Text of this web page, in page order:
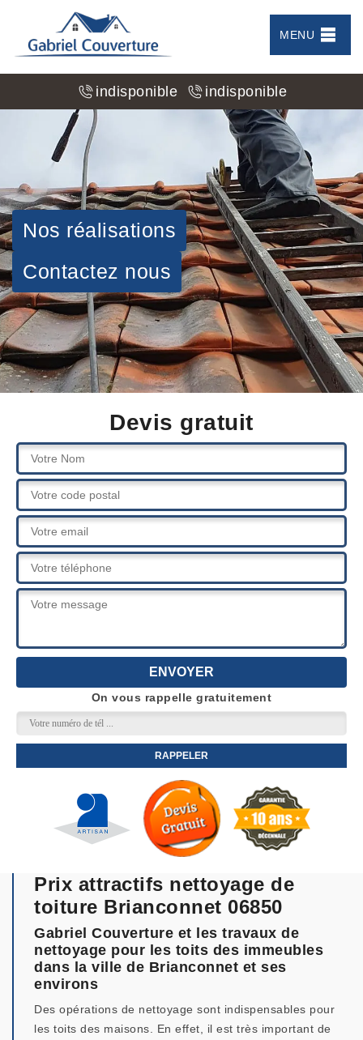
MENU
indisponible indisponible
Nos réalisations
Contactez nous
Devis gratuit
On vous rappelle gratuitement
Prix attractifs nettoyage de
toiture Brianconnet 06850
Gabriel Couverture et les travaux de
nettoyage pour les toits des immeubles
dans la ville de Brianconnet et ses
environs
Des opérations de nettoyage sont indispensables pour
les toits des maisons. En effet, il est très important de